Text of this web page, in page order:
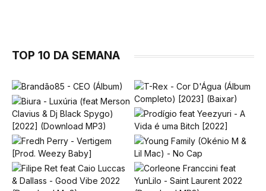
TOP 10 DA SEMANA